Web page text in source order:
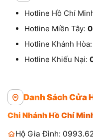
Hotline Hồ Chí
Hotline Miền Tây:
Hotline Khánh Hòa:
Hotline Khiếu Nại:
Danh Sách Cửa
Chi Nhánh Hồ Chí
Hộ Gia Đình: